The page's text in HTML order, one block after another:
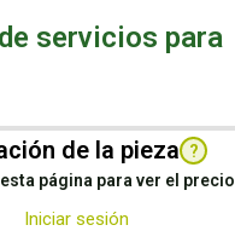
servicios para
de la pieza ?
página para ver el precio
Iniciar sesión